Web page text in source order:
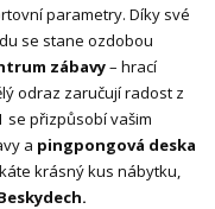
parametry. Díky své
se stane ozdobou
zábavy– hrací
odraz zaručují radost z
se přizpůsobí vašim
a pingpongová deska
krásný kus nábytku,